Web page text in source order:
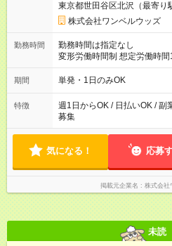
東京都世田谷区北沢（最寄り
株式会社ワンベルウッズ
勤務時間
勤務時間は指定なし
変形労働時間制 想定労働時間160時間/月 【シ
～21：00
期間 単発・1日のみOK
特徴
週1日からOK / 日払いOK / 副
募集
気になる！ 応募
掲載元企業名 株式会社
未読